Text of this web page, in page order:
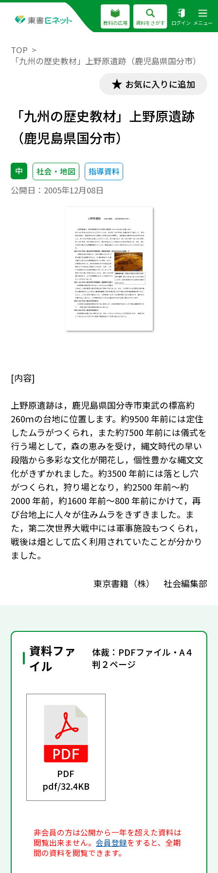
教科の広場 資料をさがす ログイン メニュー
TOP
「九州の歴史教材」上野原遺跡（鹿児島県国分市）
お気に入りに追加
「九州の歴史教材」上野原遺跡
（鹿児島県国分市）
中 社会・地図 指導資料
公開日： 2005年12月08日
[内容]
上野原遺跡は，鹿児島県国分寺市東武の標高約
260ｍの台地に位置します。約9500 年前には定住
したムラがつくられ，また約7500 年前には儀式を
行う場として，森の恵みを受け，縄文時代の早い
段階から多彩な文化が開花し，個性豊かな縄文文
化がきずかれました。約3500 年前には落とし穴
がつくられ，狩り場となり，約2500 年前～約
2000 年前，約1600 年前～800 年前にかけて，再
び台地上に人々が住みムラをきずきました。ま
た，第二次世界大戦中には軍事施設もつくられ，
戦後は畑として広く利用されていたことが分かり
ました。
東京書籍（株） 社会編集部
資料ファ
イル
体裁：PDFファイル・A４
判２ページ
PDF
pdf/32.4KB
非会員の方は公開から一年を超えた資料は
閲覧出来ません。会員登録をすると、全期
間の資料を閲覧できます。